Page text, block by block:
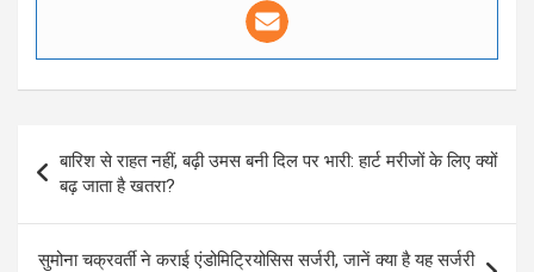
navigation
बारिश से राहत नहीं, बढ़ी उमस बनी दिल पर भारी: हार्ट मरीजों के लिए क्यों
बढ़ जाता है खतरा?
सुमोना चक्रवर्ती ने कराई एंडोमिट्रियोसिस सर्जरी, जानें क्या है यह सर्जरी